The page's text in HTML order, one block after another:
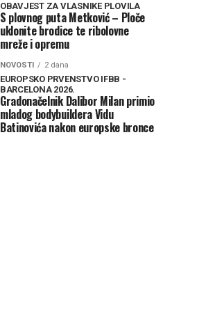
OBAVJEST ZA VLASNIKE PLOVILA
S plovnog puta Metković – Ploče
uklonite brodice te ribolovne
mreže i opremu
NOVOSTI 2 dana
EUROPSKO PRVENSTVO IFBB -
BARCELONA 2026.
Gradonačelnik Dalibor Milan primio
mladog bodybuildera Vidu
Batinovića nakon europske bronce